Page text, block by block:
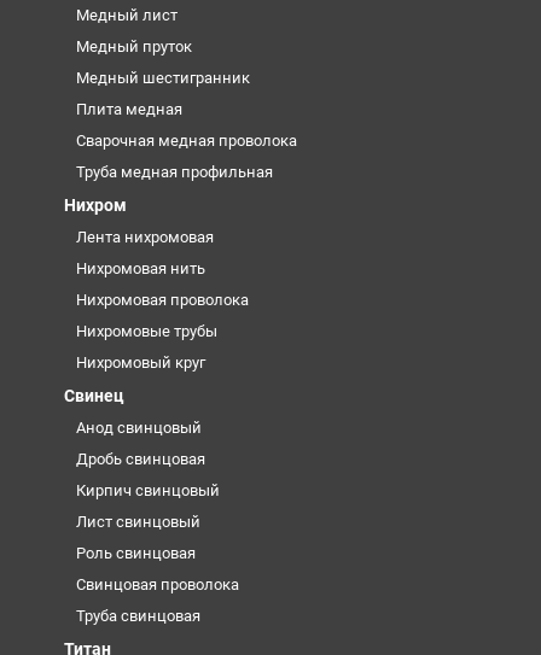
Медный лист
Медный пруток
Медный шестигранник
Плита медная
Сварочная медная проволока
Труба медная профильная
Нихром
Лента нихромовая
Нихромовая нить
Нихромовая проволока
Нихромовые трубы
Нихромовый круг
Свинец
Анод свинцовый
Дробь свинцовая
Кирпич свинцовый
Лист свинцовый
Роль свинцовая
Свинцовая проволока
Труба свинцовая
Титан